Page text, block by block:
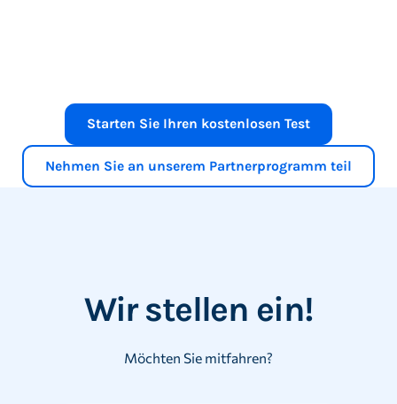
Starten Sie Ihren kostenlosen Test
Nehmen Sie an unserem Partnerprogramm teil
Wir stellen ein!
Möchten Sie mitfahren?